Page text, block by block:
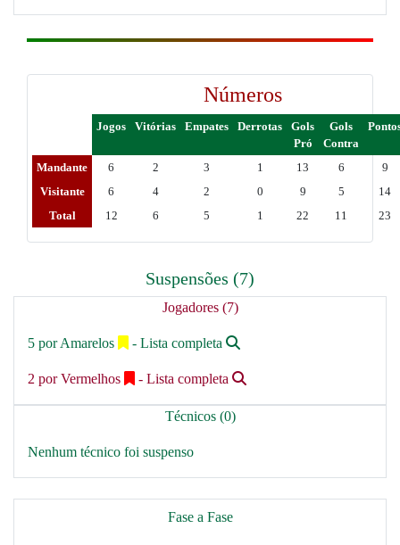
Números
Jogos Vitórias Empates Derrotas
Gols
Pró
Gols
Contra
Mandante 6 2 3 1 13 6
9
Visitante
6 4 2 0 9 5
14
Total
12 6 5 1 22 11 23
Suspensões (7)
Jogadores (7)
5 por Amarelos - Lista completa
2 por Vermelhos - Lista completa
Técnicos (0)
Nenhum técnico foi suspenso
Fase a Fase